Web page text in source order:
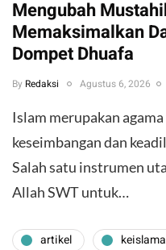
Mengubah
Memaksimalkan
Dompet Dhuafa
By Redaksi Agustus 6, 2026
Islam merupakan
keseimbangan dan
Salah satu instrumen
Allah SWT untuk…
artikel